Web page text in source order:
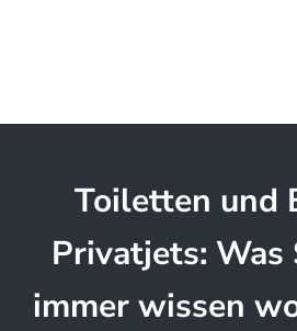
Toiletten und
Privatjets: Was
immer wissen